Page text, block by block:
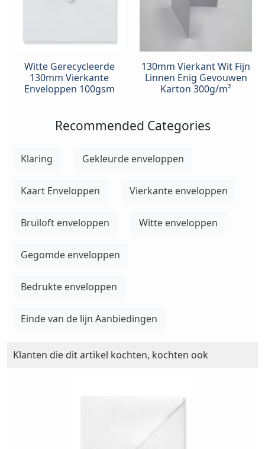
Witte Gerecycleerde
130mm Vierkante
Enveloppen 100gsm
130mm Vierkant Wit Fijn
Linnen Enig Gevouwen
Karton 300g/m²
Recommended Categories
Klaring Gekleurde enveloppen
Kaart Enveloppen Vierkante enveloppen
Bruiloft enveloppen Witte enveloppen
Gegomde enveloppen
Bedrukte enveloppen
Einde van de lijn Aanbiedingen
Klanten die dit artikel kochten, kochten ook